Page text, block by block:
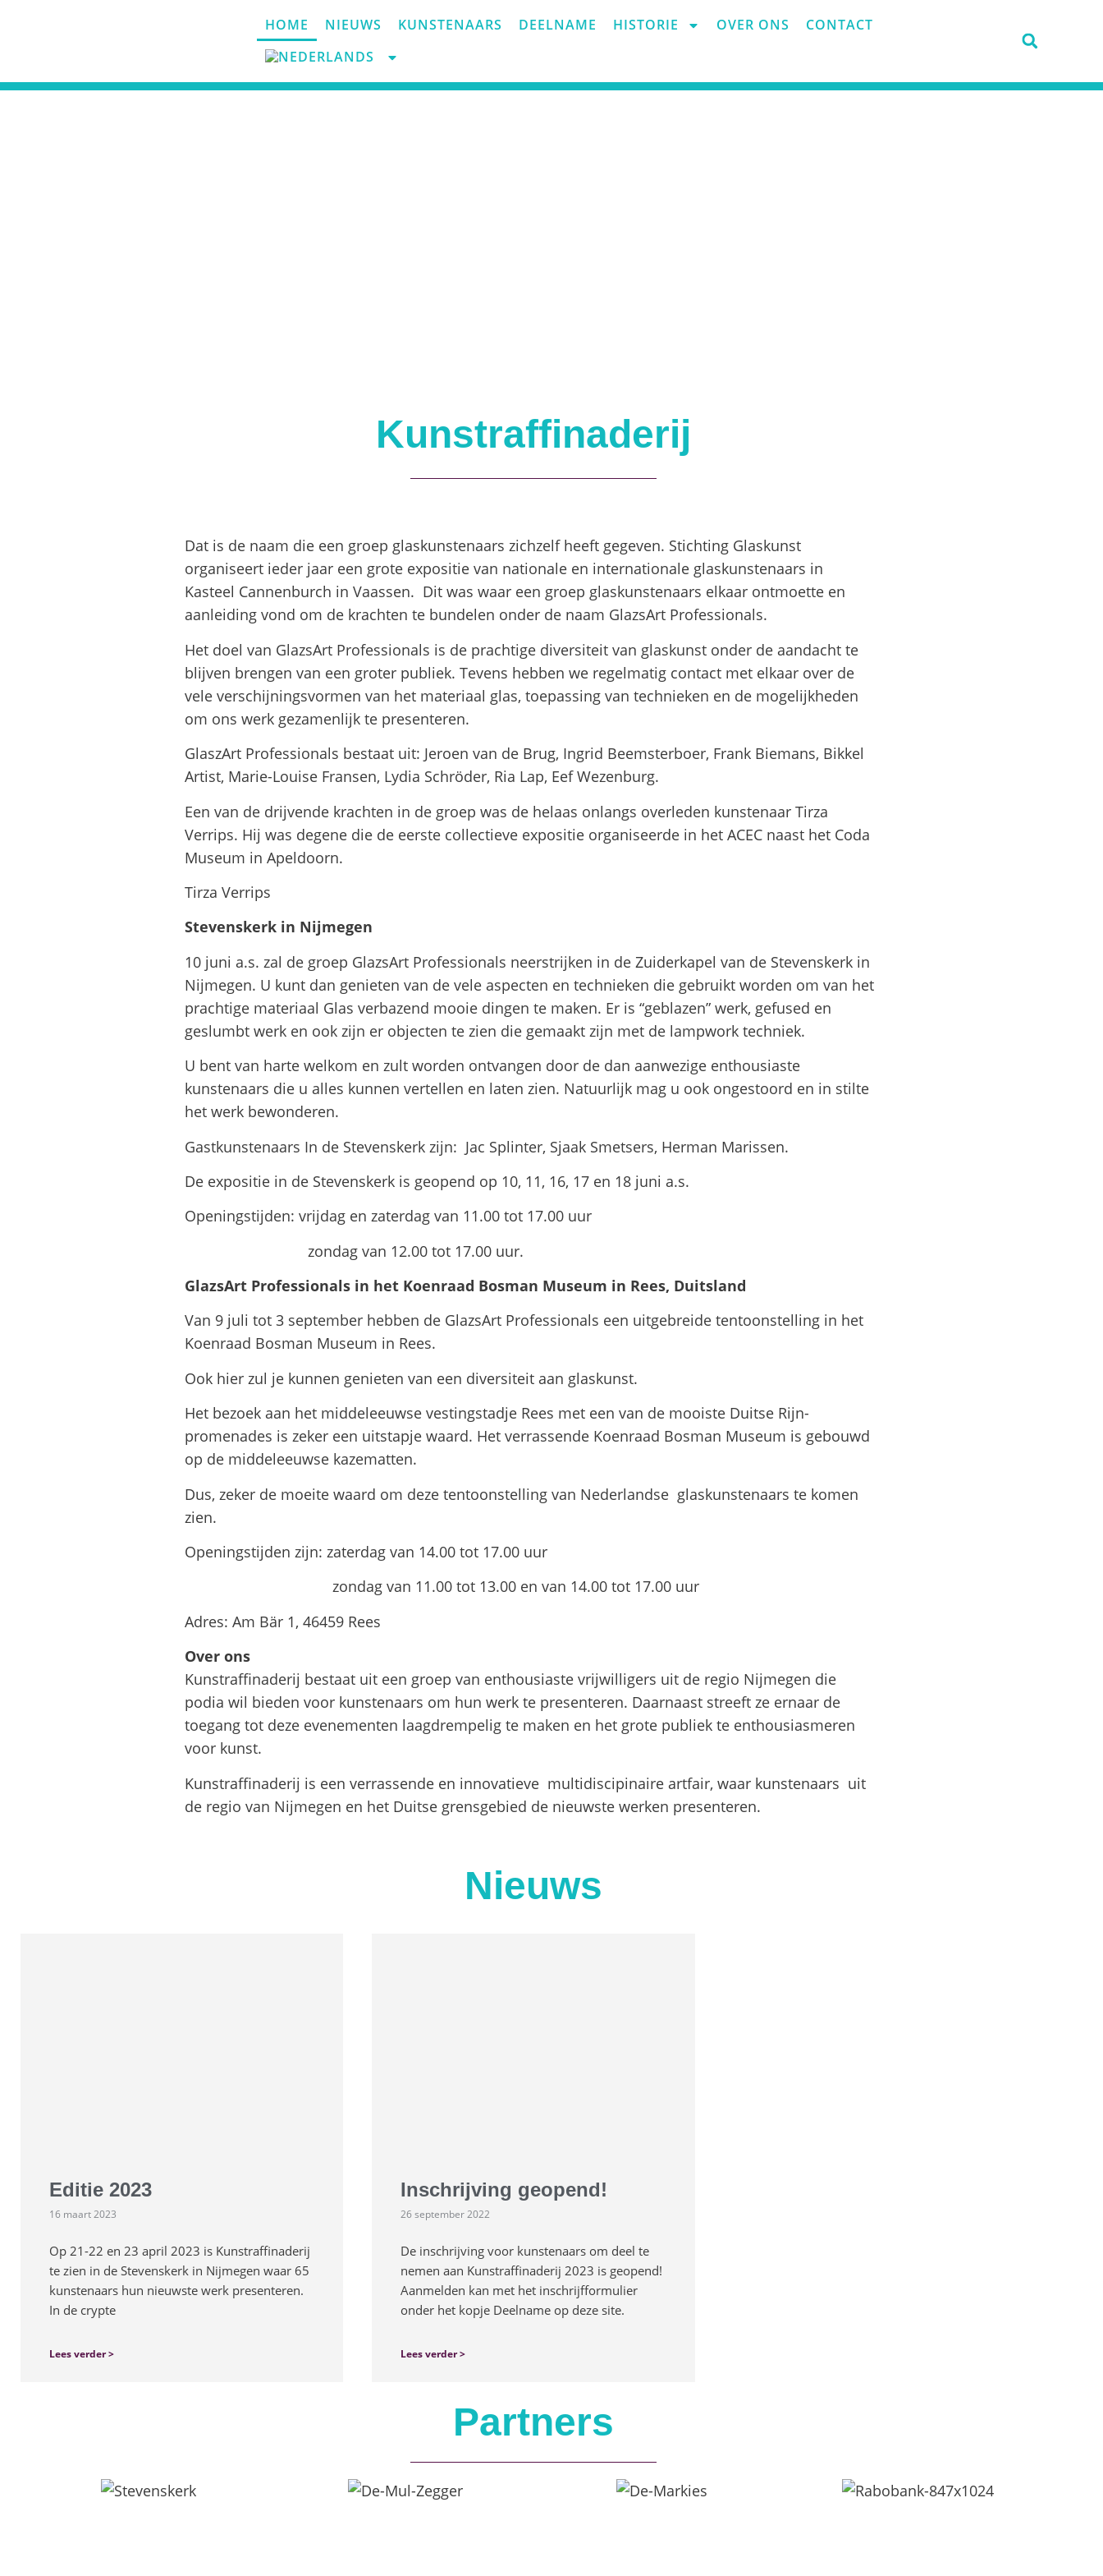
HOME NIEUWS KUNSTENAARS DEELNAME HISTORIE OVER ONS CONTACT
Kunstraffinaderij
Dat is de naam die een groep glaskunstenaars zichzelf heeft gegeven. Stichting Glaskunst
organiseert ieder jaar een grote expositie van nationale en internationale glaskunstenaars in
Kasteel Cannenburch in Vaassen. Dit was waar een groep glaskunstenaars elkaar ontmoette en
aanleiding vond om de krachten te bundelen onder de naam GlazsArt Professionals.
Het doel van GlazsArt Professionals is de prachtige diversiteit van glaskunst onder de aandacht te
blijven brengen van een groter publiek. Tevens hebben we regelmatig contact met elkaar over de
vele verschijningsvormen van het materiaal glas, toepassing van technieken en de mogelijkheden
om ons werk gezamenlijk te presenteren.
GlaszArt Professionals bestaat uit: Jeroen van de Brug, Ingrid Beemsterboer, Frank Biemans, Bikkel
Artist, Marie-Louise Fransen, Lydia Schröder, Ria Lap, Eef Wezenburg.
Een van de drijvende krachten in de groep was de helaas onlangs overleden kunstenaar Tirza
Verrips. Hij was degene die de eerste collectieve expositie organiseerde in het ACEC naast het Coda
Museum in Apeldoorn.
Tirza Verrips
Stevenskerk in Nijmegen
10 juni a.s. zal de groep GlazsArt Professionals neerstrijken in de Zuiderkapel van de Stevenskerk in
Nijmegen. U kunt dan genieten van de vele aspecten en technieken die gebruikt worden om van het
prachtige materiaal Glas verbazend mooie dingen te maken. Er is “geblazen” werk, gefused en
geslumbt werk en ook zijn er objecten te zien die gemaakt zijn met de lampwork techniek.
U bent van harte welkom en zult worden ontvangen door de dan aanwezige enthousiaste
kunstenaars die u alles kunnen vertellen en laten zien. Natuurlijk mag u ook ongestoord en in stilte
het werk bewonderen.
Gastkunstenaars In de Stevenskerk zijn: Jac Splinter, Sjaak Smetsers, Herman Marissen.
De expositie in de Stevenskerk is geopend op 10, 11, 16, 17 en 18 juni a.s.
Openingstijden: vrijdag en zaterdag van 11.00 tot 17.00 uur
zondag van 12.00 tot 17.00 uur.
GlazsArt Professionals in het Koenraad Bosman Museum in Rees, Duitsland
Van 9 juli tot 3 september hebben de GlazsArt Professionals een uitgebreide tentoonstelling in het
Koenraad Bosman Museum in Rees.
Ook hier zul je kunnen genieten van een diversiteit aan glaskunst.
Het bezoek aan het middeleeuwse vestingstadje Rees met een van de mooiste Duitse Rijn-
promenades is zeker een uitstapje waard. Het verrassende Koenraad Bosman Museum is gebouwd
op de middeleeuwse kazematten.
Dus, zeker de moeite waard om deze tentoonstelling van Nederlandse glaskunstenaars te komen
zien.
Openingstijden zijn: zaterdag van 14.00 tot 17.00 uur
zondag van 11.00 tot 13.00 en van 14.00 tot 17.00 uur
Adres: Am Bär 1, 46459 Rees
Over ons
Kunstraffinaderij bestaat uit een groep van enthousiaste vrijwilligers uit de regio Nijmegen die
podia wil bieden voor kunstenaars om hun werk te presenteren. Daarnaast streeft ze ernaar de
toegang tot deze evenementen laagdrempelig te maken en het grote publiek te enthousiasmeren
voor kunst.
Kunstraffinaderij is een verrassende en innovatieve multidiscipinaire artfair, waar kunstenaars uit
de regio van Nijmegen en het Duitse grensgebied de nieuwste werken presenteren.
Nieuws
Editie 2023
16 maart 2023
Op 21-22 en 23 april 2023 is Kunstraffinaderij
te zien in de Stevenskerk in Nijmegen waar 65
kunstenaars hun nieuwste werk presenteren.
In de crypte
Lees verder >
Inschrijving geopend!
26 september 2022
De inschrijving voor kunstenaars om deel te
nemen aan Kunstraffinaderij 2023 is geopend!
Aanmelden kan met het inschrijfformulier
onder het kopje Deelname op deze site.
Lees verder >
Partners